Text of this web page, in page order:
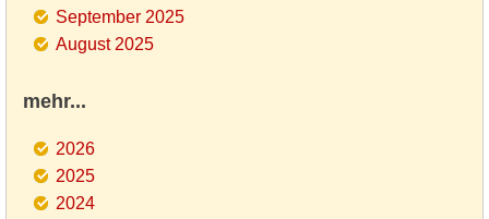
September 2025
August 2025
mehr...
2026
2025
2024